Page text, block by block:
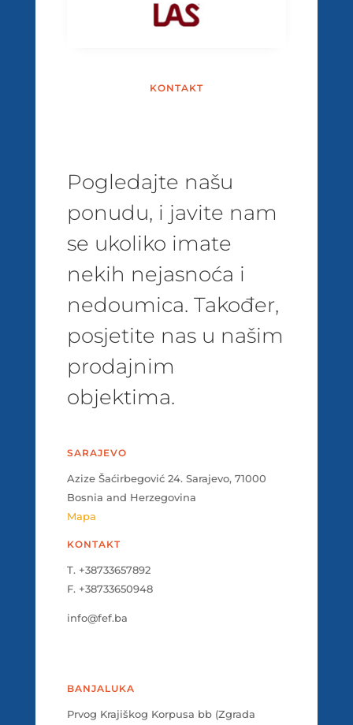
KONTAKT
Pogledajte našu
ponudu, i javite nam
se ukoliko imate
nekih nejasnoća i
nedoumica. Također,
posjetite nas u našim
prodajnim
objektima.
SARAJEVO
Azize Šaćirbegović 24. Sarajevo, 71000
Bosnia and Herzegovina
Mapa
KONTAKT
T. +38733657892
F. +38733650948
info@fef.ba
BANJALUKA
Prvog Krajiškog Korpusa bb (Zgrada